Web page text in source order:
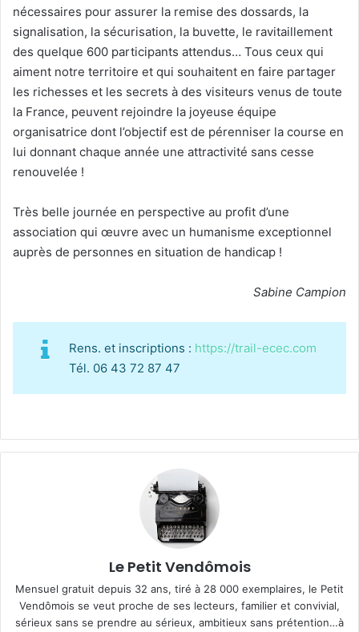
nécessaires pour assurer la remise des dossards, la
signalisation, la sécurisation, la buvette, le ravitaillement
des quelque 600 participants attendus… Tous ceux qui
aiment notre territoire et qui souhaitent en faire partager
les richesses et les secrets à des visiteurs venus de toute
la France, peuvent rejoindre la joyeuse équipe
organisatrice dont l’objectif est de pérenniser la course en
lui donnant chaque année une attractivité sans cesse
renouvelée !
Très belle journée en perspective au profit d’une
association qui œuvre avec un humanisme exceptionnel
auprès de personnes en situation de handicap !
Sabine Campion
Rens. et inscriptions : https://trail-ecec.com
Tél. 06 43 72 87 47
Le Petit Vendômois
Mensuel gratuit depuis 32 ans, tiré à 28 000 exemplaires, le Petit
Vendômois se veut proche de ses lecteurs, familier et convivial,
sérieux sans se prendre au sérieux, ambitieux sans prétention…à